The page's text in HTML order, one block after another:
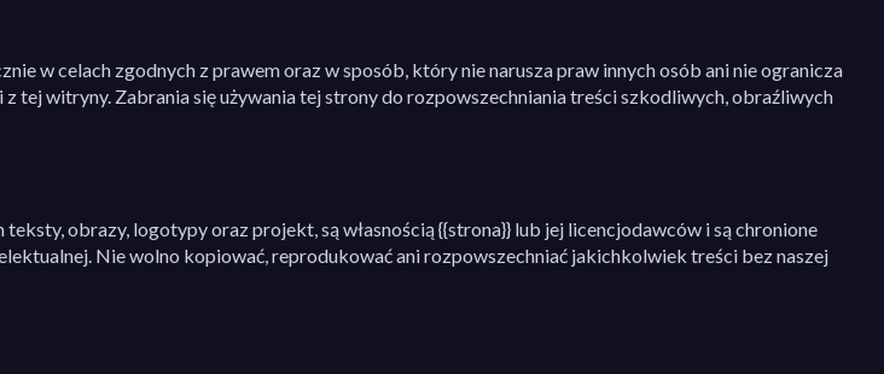
w celach zgodnych z prawem oraz w sposób, który nie narusza praw innych osób ani nie ogranicza
tej witryny. Zabrania się używania tej strony do rozpowszechniania treści szkodliwych, obraźliwych
obrazy, logotypy oraz projekt, są własnością {{strona}} lub jej licencjodawców i są chronione
Nie wolno kopiować, reprodukować ani rozpowszechniać jakichkolwiek treści bez naszej